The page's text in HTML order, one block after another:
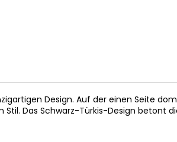
Design. Auf der einen Seite
Stil. Das Schwarz-Türkis-Design